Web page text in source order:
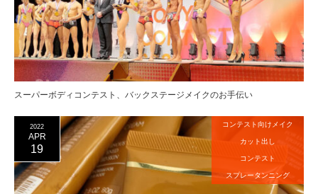
スーパーボディコンテスト、バックステージメイクのお手伝い
2022
APR
19
コンテスト向けメイク
カット出し
コンテスト
スプレータンニング